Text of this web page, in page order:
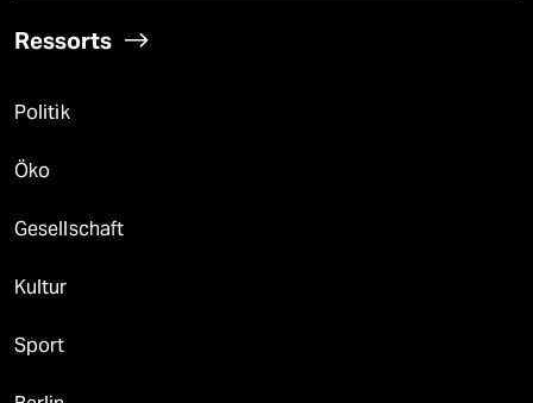
Ressorts
Politik
Öko
Gesellschaft
Kultur
Sport